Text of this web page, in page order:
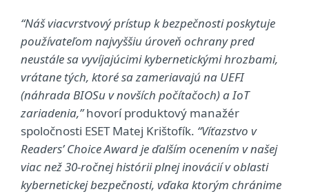
“Náš viacvrstvový prístup k bezpečnosti poskytuje
používateľom najvyššiu úroveň ochrany pred
neustále sa vyvíjajúcimi kybernetickými hrozbami,
vrátane tých, ktoré sa zameriavajú na UEFI
(náhrada BIOSu v novších počítačoch) a IoT
zariadenia,”hovorí produktový manažér
spoločnosti ESET Matej Krištofík. “Víťazstvo v
Readers’ Choice Award je ďalším ocenením v našej
viac než 30-ročnej histórii plnej inovácií v oblasti
kybernetickej bezpečnosti, vďaka ktorým chránime